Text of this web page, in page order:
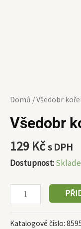
Domů / Všedobr
Všedobr
129 Kčs DPH
Dostupnost:
Katalogové číslo: